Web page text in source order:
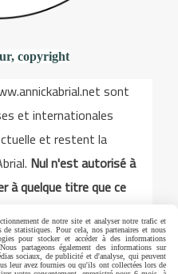
copyright
sont
et internationales
et restent la
Nul n'est autorisé à
à quelque titre que ce
éléments du site. Toute
sans un accord écrit
de notre site et analyser notre trafic et
statistiques. Pour cela, nos partenaires et nous
pour stocker et accéder à des informations
partageons également des informations sur
sociaux, de publicité et d'analyse, qui peuvent
leur avez fournies ou qu'ils ont collectées lors de